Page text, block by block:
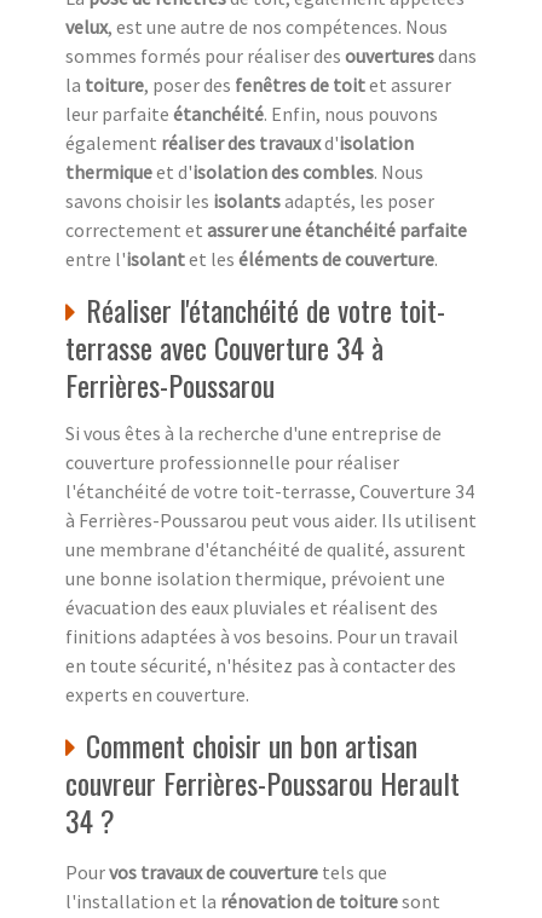
velux, est une autre de nos compétences. Nous
sommes formés pour réaliser des ouverturesdans
la toiture, poser des fenêtres de toitet assurer
leur parfaite étanchéité. Enfin, nous pouvons
également réaliser des travauxd'isolation
thermiqueet d'isolation des combles. Nous
savons choisir les isolantsadaptés, les poser
correctement et assurer une étanchéité parfaite
entre l'isolantet les éléments de couverture.
Réaliser l'étanchéité de votre toit-
terrasse avec Couverture 34 à
Ferrières-Poussarou
Si vous êtes à la recherche d'une entreprise de
couverture professionnelle pour réaliser
l'étanchéité de votre toit-terrasse, Couverture 34
à Ferrières-Poussarou peut vous aider. Ils utilisent
une membrane d'étanchéité de qualité, assurent
une bonne isolation thermique, prévoient une
évacuation des eaux pluviales et réalisent des
finitions adaptées à vos besoins. Pour un travail
en toute sécurité, n'hésitez pas à contacter des
experts en couverture.
Comment choisir un bon artisan
couvreur Ferrières-Poussarou Herault
34 ?
Pourvos travaux de couverture tels que
l'installation et la rénovation de toituresont